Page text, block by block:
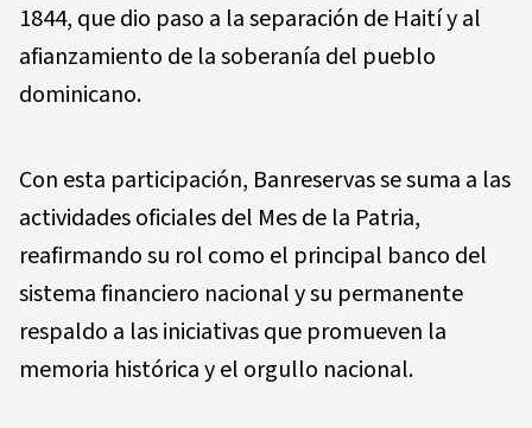
1844, que dio paso a la separación de Haití y al
afianzamiento de la soberanía del pueblo
dominicano.
Con esta participación, Banreservas se suma a las
actividades oficiales del Mes de la Patria,
reafirmando su rol como el principal banco del
sistema financiero nacional y su permanente
respaldo a las iniciativas que promueven la
memoria histórica y el orgullo nacional.